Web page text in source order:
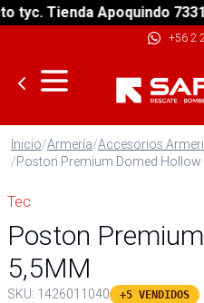
Tienda Apoquindo 7331.
+56 2
Inicio/Armería/Accesorios
/Poston Premium Domed Hollow
Tec
Poston
5,5MM
SKU: 1426011040 +5 VENDIDOS